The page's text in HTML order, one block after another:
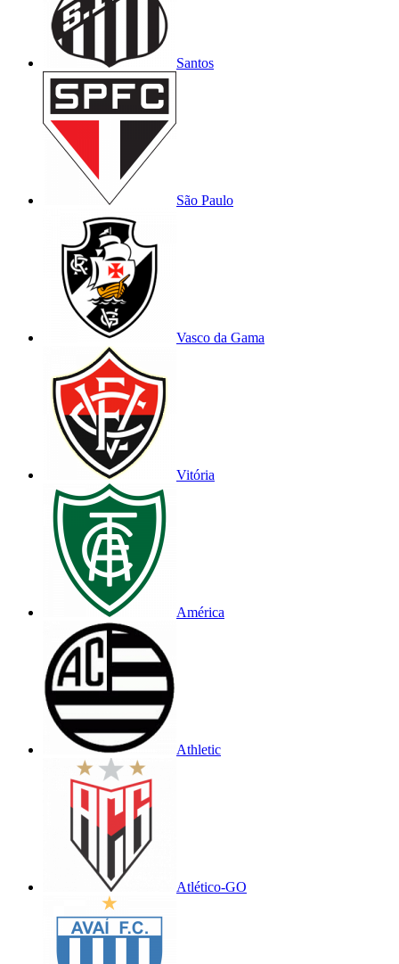
Santos
São Paulo
Vasco da Gama
Vitória
América
Athletic
Atlético-GO